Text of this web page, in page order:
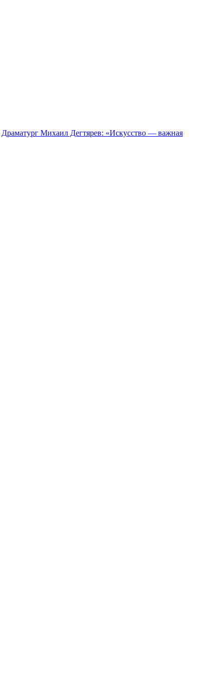
Драматург Михаил Дегтярев: «Искусство — важная